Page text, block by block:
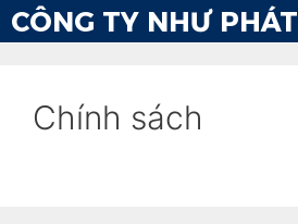
CÔNG TY NHƯ PHÁT
Chính sách